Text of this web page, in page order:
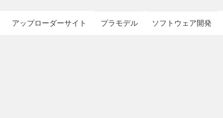
アップローダーサイト プラモデル ソフトウェア開発